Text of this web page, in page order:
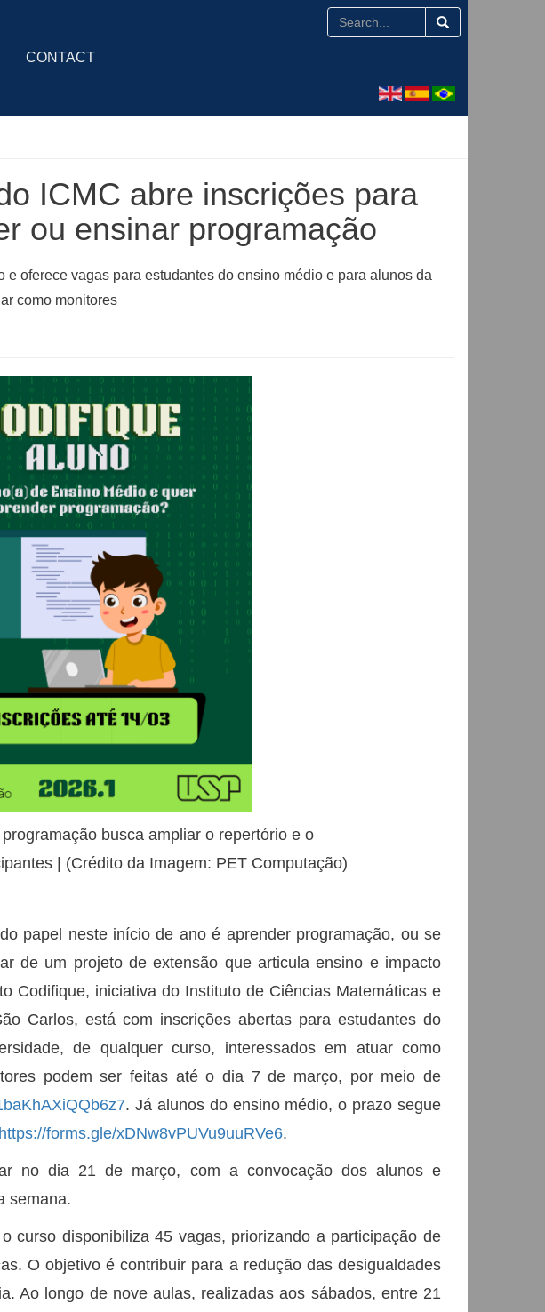
CONTACT
ICMC abre inscrições para
ou ensinar programação
e oferece vagas para estudantes do ensino médio e para alunos da
como monitores
busca ampliar o repertório e o
| (Crédito da Imagem: PET Computação)
papel neste início de ano é aprender programação, ou se
de um projeto de extensão que articula ensino e impacto
Codifique, iniciativa do Instituto de Ciências Matemáticas e
Carlos, está com inscrições abertas para estudantes do
de qualquer curso, interessados em atuar como
podem ser feitas até o dia 7 de março, por meio de
. Já alunos do ensino médio, o prazo segue
https://forms.gle/xDNw8vPUVu9uuRVe6.
no dia 21 de março, com a convocação dos alunos e
semana.
curso disponibiliza 45 vagas, priorizando a participação de
O objetivo é contribuir para a redução das desigualdades
Ao longo de nove aulas, realizadas aos sábados, entre 21